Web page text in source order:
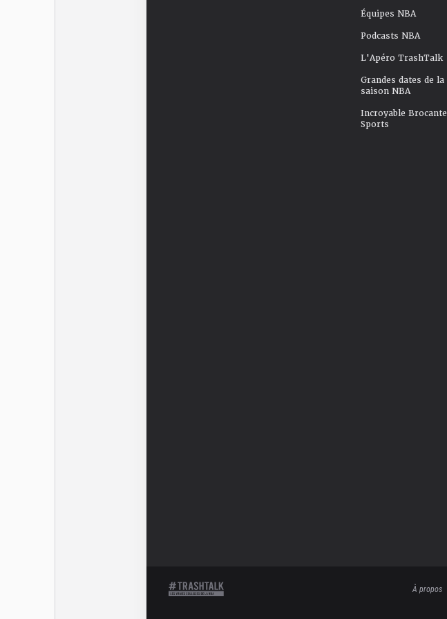
Équipes NBA
Podcasts NBA
L'Apéro TrashTalk
Grandes dates de la
saison NBA
Incroyable Brocante
Sports
À propos